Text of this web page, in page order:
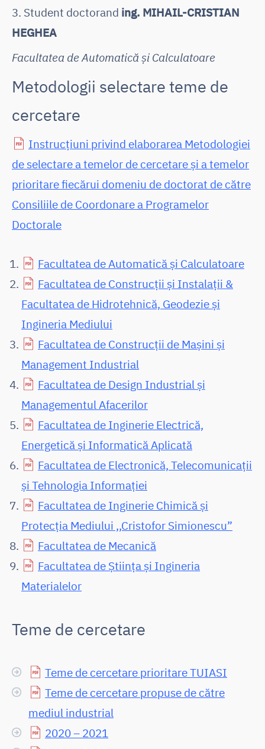
3. Student doctorand ing. MIHAIL-CRISTIAN
HEGHEA
Facultatea de Automatică și Calculatoare
Metodologii selectare teme de
cercetare
Instrucțiuni privind elaborarea Metodologiei
de selectare a temelor de cercetare și a temelor
prioritare fiecărui domeniu de doctorat de către
Consiliile de Coordonare a Programelor
Doctorale
Facultatea de Automatică și Calculatoare
Facultatea de Construcții și Instalații &
Facultatea de Hidrotehnică, Geodezie și
Ingineria Mediului
Facultatea de Construcții de Mașini și
Management Industrial
Facultatea de Design Industrial și
Managementul Afacerilor
Facultatea de Inginerie Electrică,
Energetică și Informatică Aplicată
Facultatea de Electronică, Telecomunicații
și Tehnologia Informației
Facultatea de Inginerie Chimică și
Protecția Mediului ,,Cristofor Simionescu”
Facultatea de Mecanică
Facultatea de Știința și Ingineria
Materialelor
Teme de cercetare
Teme de cercetare prioritare TUIASI
Teme de cercetare propuse de către
mediul industrial
2020 – 2021